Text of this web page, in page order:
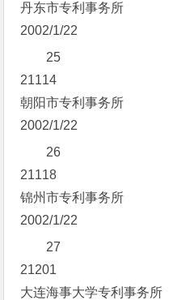
丹东市专利事务所
2002/1/22
25
21114
朝阳市专利事务所
2002/1/22
26
21118
锦州市专利事务所
2002/1/22
27
21201
大连海事大学专利事务所